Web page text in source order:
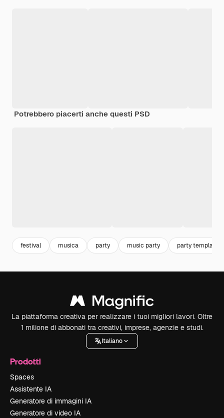
Potrebbero piacerti anche questi PSD
festival musica party music party party template
La piattaforma creativa per realizzare i tuoi migliori lavori. Oltre
1 milione di abbonati tra creativi, imprese, agenzie e studi.
Italiano
Prodotti
Spaces
Assistente IA
Generatore di immagini IA
Generatore di video IA